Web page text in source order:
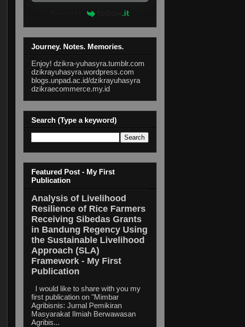
Journey. Notes. Memories.
Enjoy! dzikra-yuhasyra.tumblr.com
dzikrayuhasyra.wordpress.com
blogs.unpad.ac.id/dzikrayuhasyra
dzikraecommerce.my.id
Search (Type a keyword)
Featured Post - My First
Publication
Analysis of Livelihood
Resilience of Rice Farmers
Receiving Sibedas Grants
in Bandung Regency Using
the Sustainable Livelihood
Approach (SLA)
Framework - My First
Publication
I would like to share with you my
first publication on "Mimbar
Agribisnis: Jurnal Pemikiran
Masyarakat Ilmiah Berwawasan
Agribis...